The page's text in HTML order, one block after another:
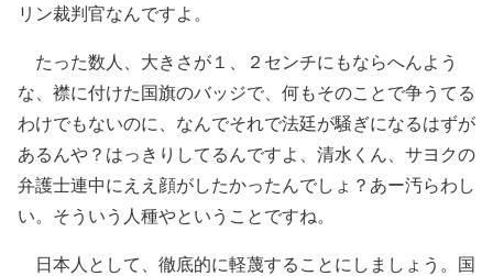
リン裁判官なんですよ。
たった数人、大きさが１、２センチにもならへんよう
な、襟に付けた国旗のバッジで、何もそのことで争うてる
わけでもないのに、なんでそれで法廷が騒ぎになるはずが
あるんや？はっきりしてるんですよ、清水くん、サヨクの
弁護士連中にええ顔がしたかったんでしょ？あー汚らわし
い。そういう人種やということですね。
日本人として、徹底的に軽蔑することにしましょう。国